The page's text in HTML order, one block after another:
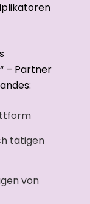
– Partner
tätigen
von